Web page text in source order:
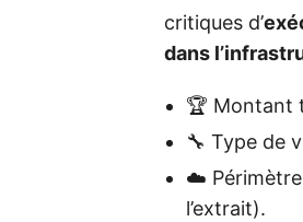
critiques d’
dans
🏆 Montant
🔧 Type de
☁️
l’extrait).